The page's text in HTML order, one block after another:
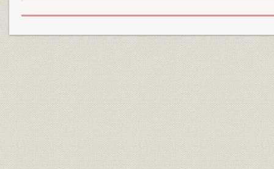
第1節 創業以前
第2節 川崎造船所
第3章 株式会社川崎造船所の創立と初期発展時代
第1節 会社創立
第2節 初期
第3節 日露戦争と社業